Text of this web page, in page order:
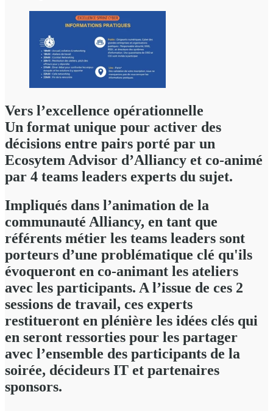
Vers l’excellence opérationnelle
Un format unique pour activer des
décisions entre pairs porté par un
Ecosytem Advisor d’Alliancy et co-animé
par 4 teams leaders experts du sujet.
Impliqués dans l’animation de la
communauté Alliancy, en tant que
référents métier les teams leaders sont
porteurs d’une problématique clé qu'ils
évoqueront en co-animant les ateliers
avec les participants. A l’issue de ces 2
sessions de travail, ces experts
restitueront en plénière les idées clés qui
en seront ressorties pour les partager
avec l’ensemble des participants de la
soirée, décideurs IT et partenaires
sponsors.